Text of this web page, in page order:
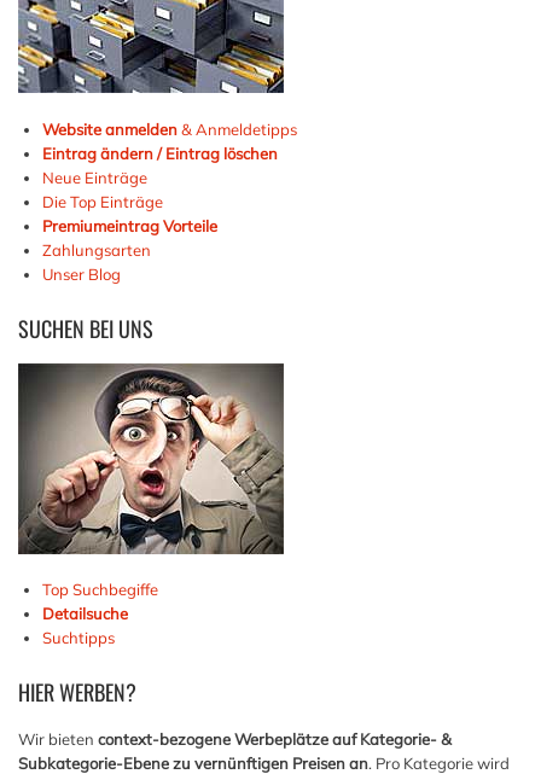
Website anmelden& Anmeldetipps
Eintrag ändern / Eintrag löschen
Neue Einträge
Die Top Einträge
Premiumeintrag Vorteile
Zahlungsarten
Unser Blog
SUCHEN BEI UNS
Top Suchbegiffe
Detailsuche
Suchtipps
HIERWERBEN?
Wir bieten context-bezogene Werbeplätze auf Kategorie- &
Subkategorie-Ebene zu vernünftigen Preisen an. Pro Kategorie wird